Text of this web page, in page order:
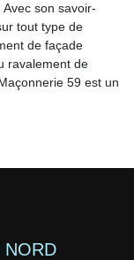
Avec son savoir-
tout type de
de façade
ravalement de
59 est un
NORD